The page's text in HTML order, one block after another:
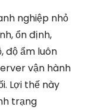
nghiệp nhỏ
ổn định,
độ ẩm luôn
vận hành
Lợi thế này
trạng